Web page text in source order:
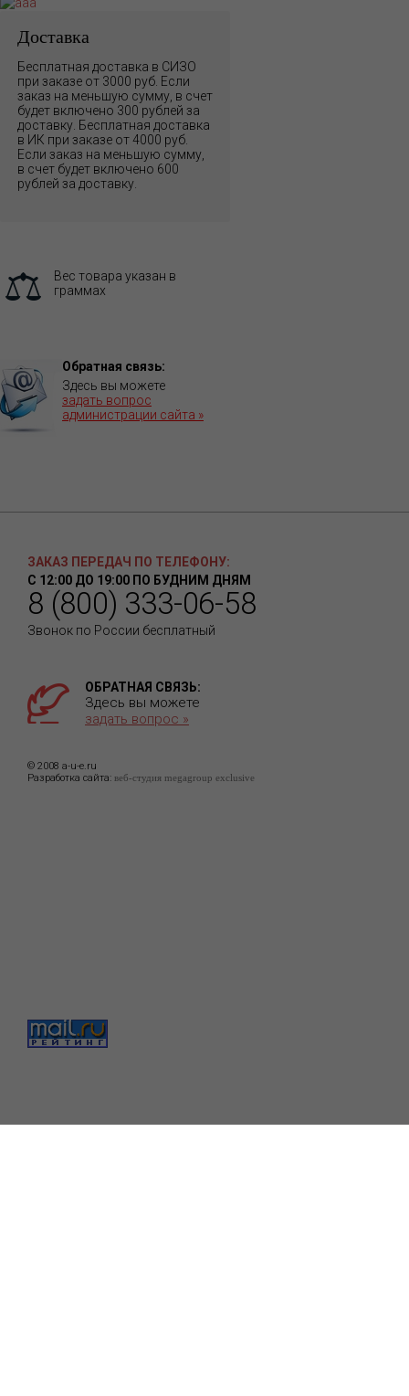
Доставка
Бесплатная доставка в СИЗО
при заказе от 3000 руб. Если
заказ на меньшую сумму, в счет
будет включено 300 рублей за
доставку. Бесплатная доставка
в ИК при заказе от 4000 руб.
Если заказ на меньшую сумму,
в счет будет включено 600
рублей за доставку.
Вес товара указан в
граммах
Обратная связь:
Здесь вы можете
задать вопрос
администрации сайта »
ЗАКАЗ ПЕРЕДАЧ ПО ТЕЛЕФОНУ:
С 12:00 ДО 19:00 ПО БУДНИМ ДНЯМ
8 (800) 333-06-58
Звонок по России бесплатный
ОБРАТНАЯ СВЯЗЬ:
Здесь вы можете
задать вопрос »
© 2008 a-u-e.ru
Разработка сайта: веб-студия megagroup exclusive